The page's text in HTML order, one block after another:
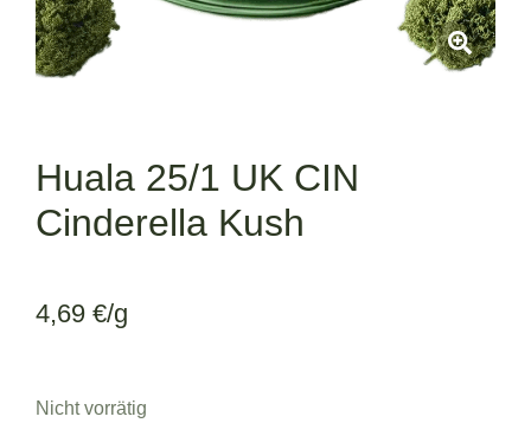
Huala 25/1 UK CIN
Cinderella Kush
4,69 €/g
Nicht vorrätig